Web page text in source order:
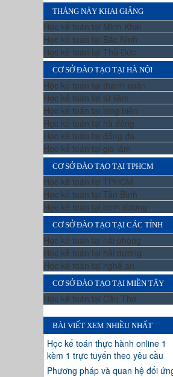
THÁNG NÀY KHAI GIẢNG
Học kế toán tại Minh Khai
Học kế toán tại Bắc Ninh
Học kế toán tại Thủ Đức
CƠ SỞ ĐÀO TẠO TẠI HÀ NỘI
Học kế toán tại thanh xuân
Học kế toán tại từ liêm
Học kế toán tại long biên
Học kế toán tại hà đông
Học kế toán tại đống đa
Học kế toán tại gia lâm
CƠ SỞ ĐÀO TẠO TẠI TPHCM
Học kế toán tại TPHCM
Học kế toán tại Tân Bình
Học kế toán tại bình dương
CƠ SỞ ĐÀO TẠO TẠI CÁC TỈNH
Học kế toán tại hải phòng
Học kế toán tại hải dương
Học kế toán tại nghệ an
CƠ SỞ ĐÀO TẠO TẠI MIỀN TÂY
Học kế toán tại Cần Thơ
BÀI VIẾT XEM NHIỀU NHẤT
Học kế toán thực hành online 1
kèm 1 trực tuyến theo yêu cầu
Phương pháp và quan hệ đối